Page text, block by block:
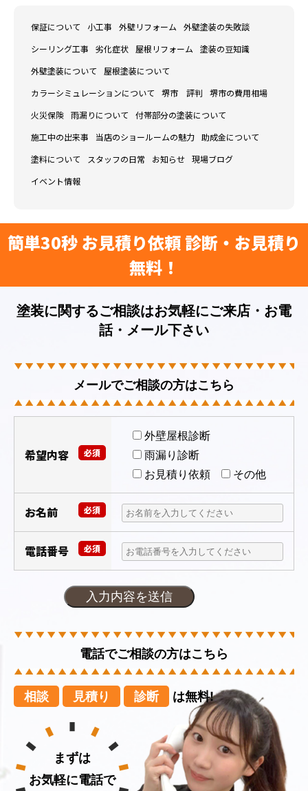
保証について 小工事 外壁リフォーム 外壁塗装の失敗談
シーリング工事 劣化症状 屋根リフォーム 塗装の豆知識
外壁塗装について 屋根塗装について
カラーシミュレーションについて 堺市 評判 堺市の費用相場
火災保険 雨漏りについて 付帯部分の塗装について
施工中の出来事 当店のショールームの魅力 助成金について
塗料について スタッフの日常 お知らせ 現場ブログ
イベント情報
簡単30秒 お見積り依頼 診断・お見積り
無料！
塗装に関するご相談はお気軽にご来店・お電
話・メール下さい
メールでご相談の方はこちら
必須
希望内容
外壁屋根診断
雨漏り診断
お見積り依頼
その他
お名前 必須
電話番号 必須
電話でご相談の方はこちら
相談 見積り 診断 は無料!
まずは
お気軽に電話で